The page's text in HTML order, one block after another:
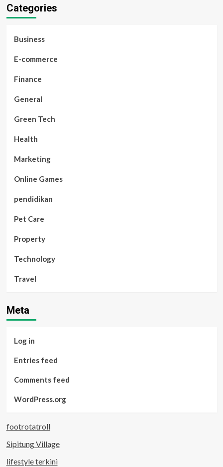
Categories
Business
E-commerce
Finance
General
Green Tech
Health
Marketing
Online Games
pendidikan
Pet Care
Property
Technology
Travel
Meta
Log in
Entries feed
Comments feed
WordPress.org
footrotatroll
Sipitung Village
lifestyle terkini